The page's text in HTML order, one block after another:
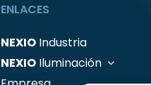
ENLACES
NEXIO Industria
NEXIO Iluminación